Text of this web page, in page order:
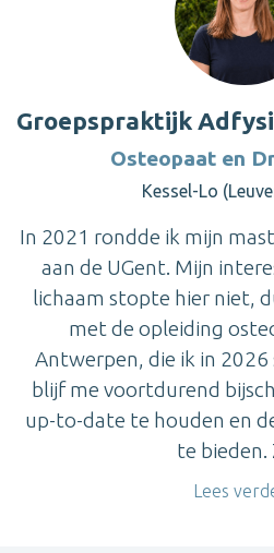
Groepspraktijk
Osteopaat en
Kessel-Lo
In 2021 rondde ik mijn
aan de UGent. Mijn
lichaam stopte hier niet,
met de opleiding
Antwerpen, die ik in 2026
blijf me voortdurend
up-to-date te houden en
te bieden.
Lees